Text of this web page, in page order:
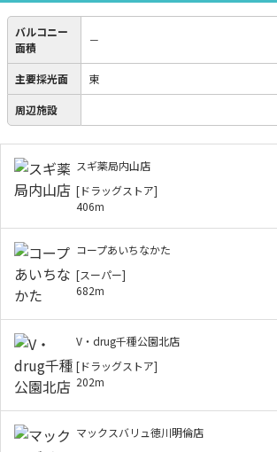
バルコニー
面積
－
主要採光面 東
周辺施設
スギ薬局内山店
[ドラッグストア]
406m
コープあいちなかた
[スーパー]
682m
V・drug千種公園北店
[ドラッグストア]
202m
マックスバリュ徳川明倫店